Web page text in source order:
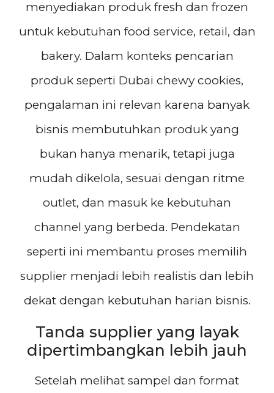
menyediakan produk fresh dan frozen
untuk kebutuhan food service, retail, dan
bakery. Dalam konteks pencarian
produk seperti Dubai chewy cookies,
pengalaman ini relevan karena banyak
bisnis membutuhkan produk yang
bukan hanya menarik, tetapi juga
mudah dikelola, sesuai dengan ritme
outlet, dan masuk ke kebutuhan
channel yang berbeda. Pendekatan
seperti ini membantu proses memilih
supplier menjadi lebih realistis dan lebih
dekat dengan kebutuhan harian bisnis.
Tanda supplier yang layak
dipertimbangkan lebih jauh
Setelah melihat sampel dan format